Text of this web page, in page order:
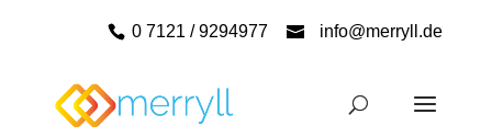
0 7121 / 9294977 info@merryll.de